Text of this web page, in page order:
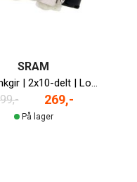
SRAM
269,-
På lager